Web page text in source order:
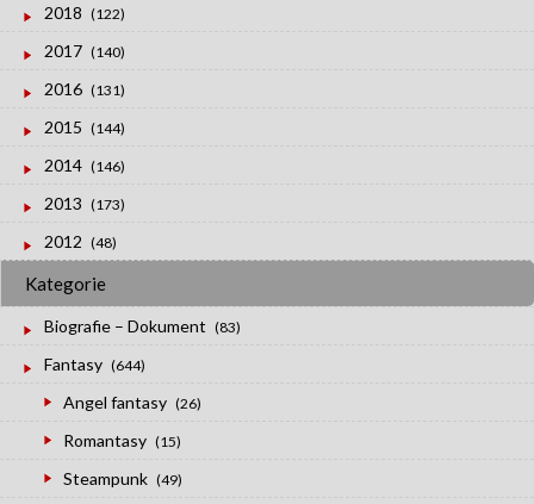
2018 (122)
2017 (140)
2016 (131)
2015 (144)
2014 (146)
2013 (173)
2012 (48)
Kategorie
Biografie – Dokument (83)
Fantasy (644)
Angel fantasy (26)
Romantasy (15)
Steampunk (49)